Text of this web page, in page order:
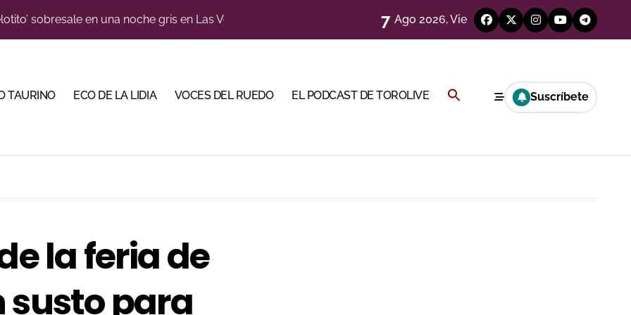
sobresale en una noche gris en Las Ventas
Martín para su regreso a Huesca trece años después (Imágenes)
en una feria que vuelve a mirar al futuro
para impulsar la corrida de la Piedad
gastronomía y talento de la tierra en La Malagueta
su temporada de figura y el palco niega el premio a Roca Rey
7 Ago 2026, Vie
TAURINO ECO DE LA LIDIA VOCES DEL RUEDO EL PODCAST DE TOROLIVE Buscar: Suscríbete
la feria de
para